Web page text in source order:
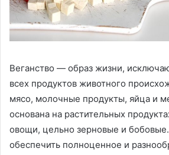
Веганство — образ жизни,
всех продуктов животного
мясо, молочные продукты, яйца и
основана на растительных
овощи, цельно зерновые и
обеспечить полноценное и